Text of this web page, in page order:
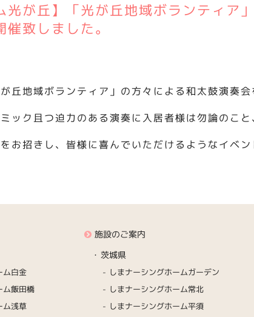
光が丘】「光が丘地域ボランティア
致しました。
丘地域ボランティア」の方々による和太鼓演奏会
ック且つ迫力のある演奏に入居者様は勿論のこと
お招きし、皆様に喜んでいただけるようなイベン
ム白金
ム飯田橋
ム浅草
施設のご案内
茨城県
しまナーシングホームガーデン
しまナーシングホーム常北
しまナーシングホーム平須